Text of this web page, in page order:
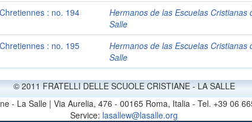
: no. 194
Hermanos de las Escuelas Cristianas
Salle
: no. 195
Hermanos de las Escuelas Cristianas
Salle
© 2011 FRATELLI DELLE SCUOLE CRISTIANE - LA SALLE
- La Salle | Via Aurelia, 476 - 00165 Roma, Italia - Tel. +39 06
Service: lasallew@lasalle.org